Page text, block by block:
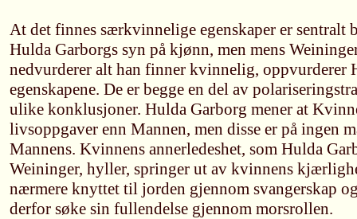
At det finnes særkvinnelige egenskaper er sentralt
Hulda Garborgs syn på kjønn, men mens
nedvurderer alt han finner kvinnelig, oppvurderer
egenskapene. De er begge en del av
ulike konklusjoner. Hulda Garborg mener at
livsoppgaver enn Mannen, men disse er på ingen
Mannens. Kvinnens annerledeshet, som Hulda
Weininger, hyller, springer ut av kvinnens
nærmere knyttet til jorden gjennom svangerskap
derfor søke sin fullendelse gjennom morsrollen.